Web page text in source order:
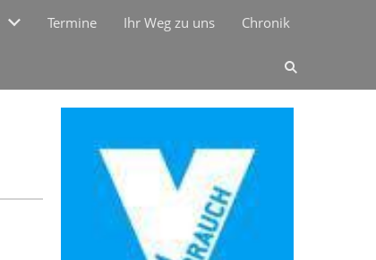
Termine Ihr Weg zu uns Chronik